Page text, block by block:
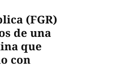
(FGR)
de una
que
con